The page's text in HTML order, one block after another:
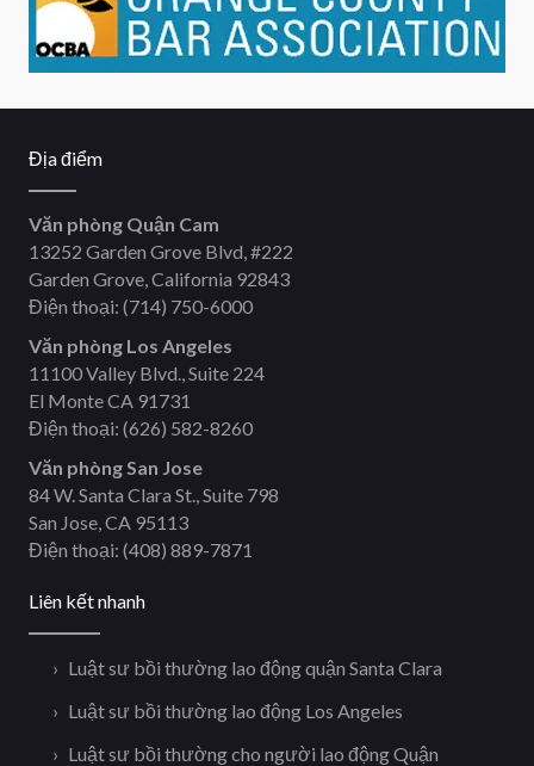
Địa điểm
Văn phòng Quận Cam
13252 Garden Grove Blvd, #222
Garden Grove, California 92843
Điện thoại: (714) 750-6000
Văn phòng Los Angeles
11100 Valley Blvd., Suite 224
El Monte CA 91731
Điện thoại: (626) 582-8260
Văn phòng San Jose
84 W. Santa Clara St., Suite 798
San Jose, CA 95113
Điện thoại: (408) 889-7871
Liên kết nhanh
Luật sư bồi thường lao động quận Santa Clara
Luật sư bồi thường lao động Los Angeles
Luật sư bồi thường cho người lao động Quận